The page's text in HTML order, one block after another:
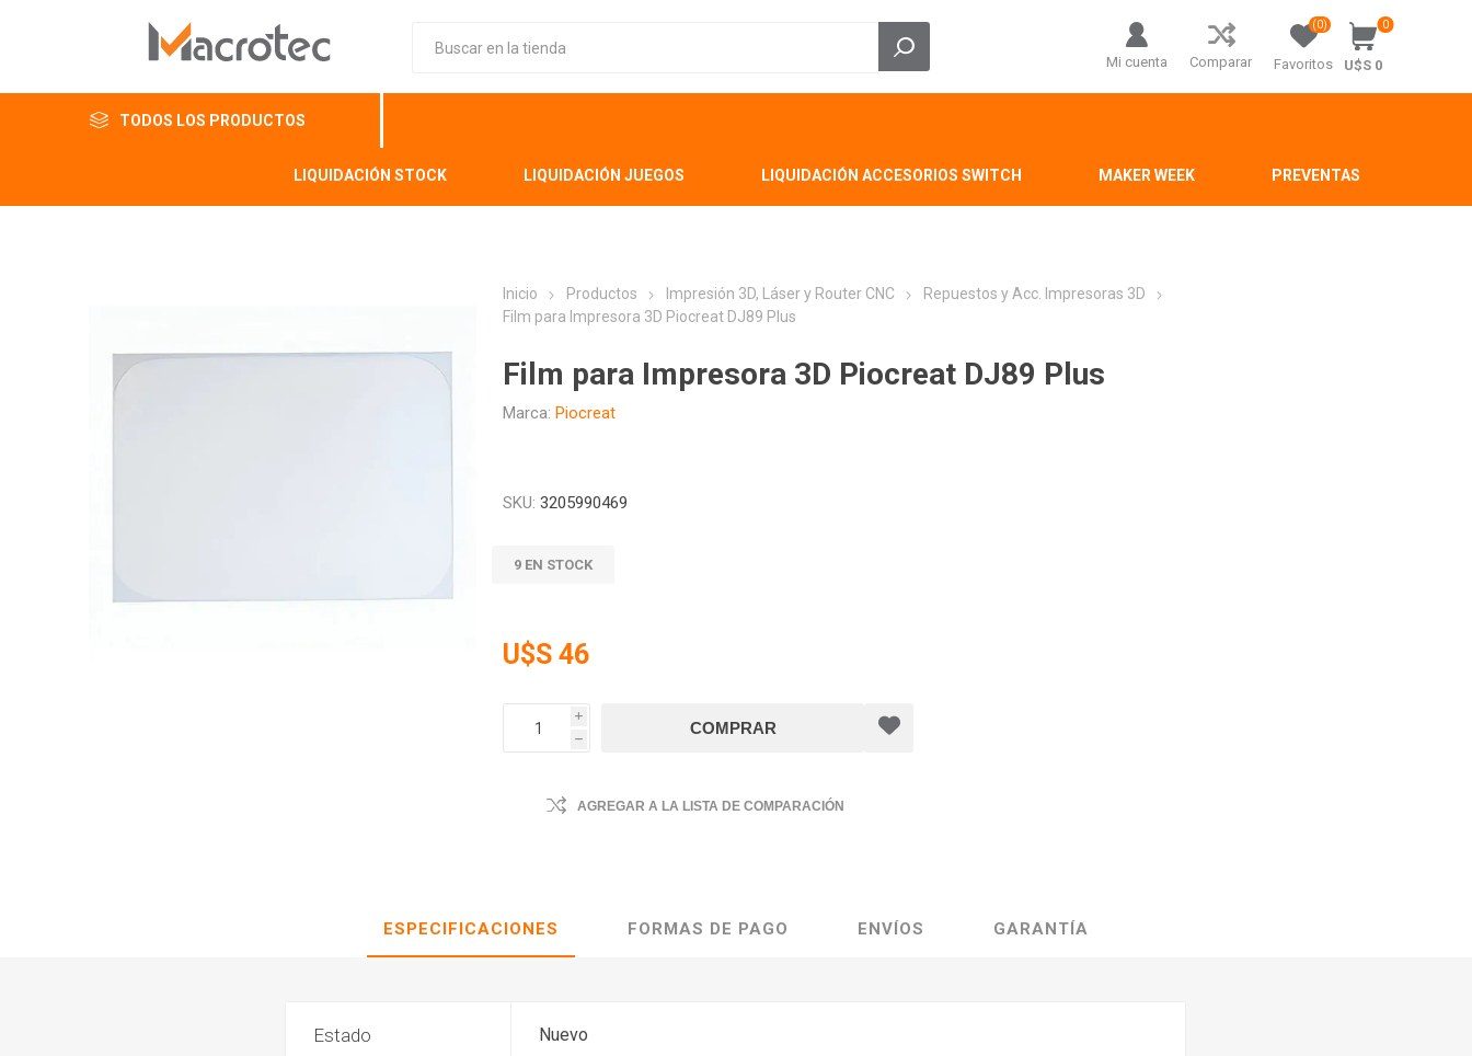
Mi cuenta Comparar Favoritos
(0) 0
U$S 0
TODOS LOS PRODUCTOS
LIQUIDACIÓN STOCK LIQUIDACIÓN JUEGOS LIQUIDACIÓN ACCESORIOS SWITCH MAKER WEEK PREVENTAS
Inicio Productos Impresión 3D, Láser y Router CNC
Repuestos y Acc. Impresoras 3D
Film para Impresora 3D Piocreat DJ89 Plus
Film para Impresora 3D Piocreat DJ89 Plus
Marca: Piocreat
SKU: 3205990469
9 EN STOCK
U$S 46
i
h
AGREGAR A LA LISTA DE COMPARACIÓN
ESPECIFICACIONES FORMAS DE PAGO ENVÍOS GARANTÍA
Estado Nuevo